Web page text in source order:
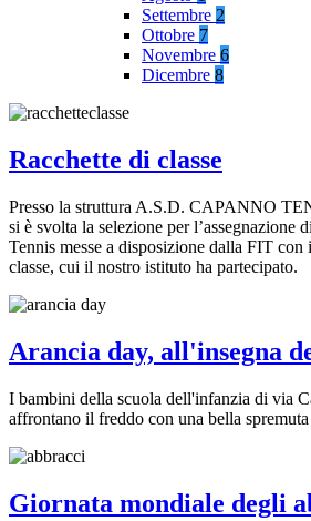
Settembre 2
Ottobre 7
Novembre 6
Dicembre 8
Racchette di classe
Presso la struttura A.S.D. CAPANNO
si è svolta la selezione per l’assegnazione
Tennis messe a disposizione dalla FIT con
classe, cui il nostro istituto ha partecipato.
Arancia day, all'insegna
I bambini della scuola dell'infanzia di via
affrontano il freddo con una bella
Giornata mondiale degli